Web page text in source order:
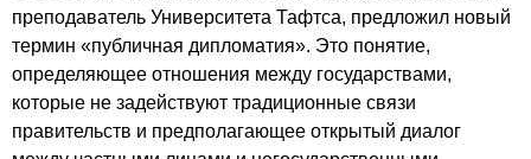
преподаватель Университета Тафтса, предложил новый
термин «публичная дипломатия». Это понятие,
определяющее отношения между государствами,
которые не задействуют традиционные связи
правительств и предполагающее открытый диалог